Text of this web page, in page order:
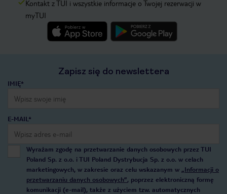
Kontakt z TUI i wszystkie informacje o Twojej rezerwacji w
myTUI
Zapisz się do newslettera
IMIĘ*
E-MAIL*
Wyrażam zgodę na przetwarzanie danych osobowych przez TUI
Poland Sp. z o.o. i TUI Poland Dystrybucja Sp. z o.o. w celach
marketingowych, w zakresie oraz celu wskazanym w „Informacji o
przetwarzaniu danych osobowych”, poprzez elektroniczną formę
komunikacji (e-mail), także z użyciem tzw. automatycznych